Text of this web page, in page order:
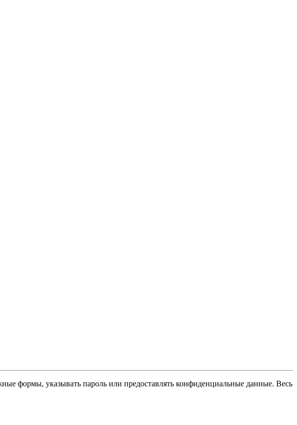
формы, указывать пароль или предоставлять конфиденциальные данные. Весь